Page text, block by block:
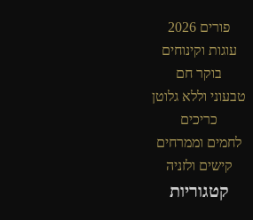
פורים 2026
עוגות וקינוחים
בוקר חם
טבעוני וללא גלוטן
כריכים
לחמים וממרחים
קישים ולזניה
קטגוריות